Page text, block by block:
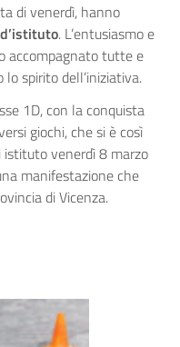
di venerdì, hanno
. L’entusiasmo e
accompagnato tutte e
spirito dell’iniziativa.
1D, con la conquista
giochi, che si è così
venerdì 8 marzo
manifestazione che
di Vicenza.